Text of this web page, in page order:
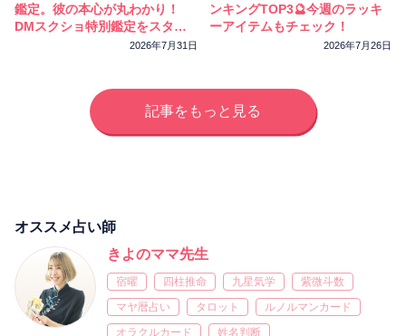
鑑定。彼の本心が丸わかり！
DMスクショ特別鑑定をスター
2026年7月31日
ンキングTOP3🔮今週のラッキ
ーアイテムもチェック！
2026年7月26日
記事をもっと見る
オススメ占い師
きよのママ先生
宿曜 四柱推命 九星気学
紫微斗数
マヤ暦占い
タロット
ルノルマンカード
オラクルカード
姓名判断